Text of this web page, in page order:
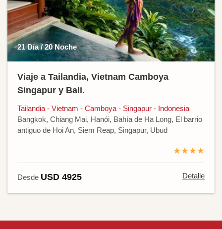
21 Día / 20 Noche
Viaje a Tailandia, Vietnam Camboya
Singapur y Bali.
Tailandia - Vietnam - Camboya - Singapur - Indonesia
Bangkok, Chiang Mai, Hanói, Bahía de Ha Long, El barrio
antiguo de Hoi An, Siem Reap, Singapur, Ubud
★★★★
Desde USD 4925 Detalle